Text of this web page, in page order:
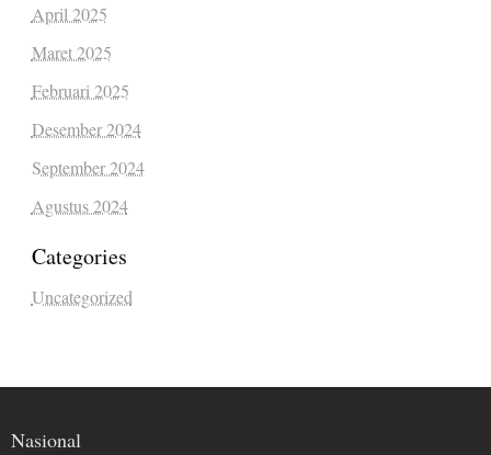
April 2025
Maret 2025
Februari 2025
Desember 2024
September 2024
Agustus 2024
Categories
Uncategorized
Nasional